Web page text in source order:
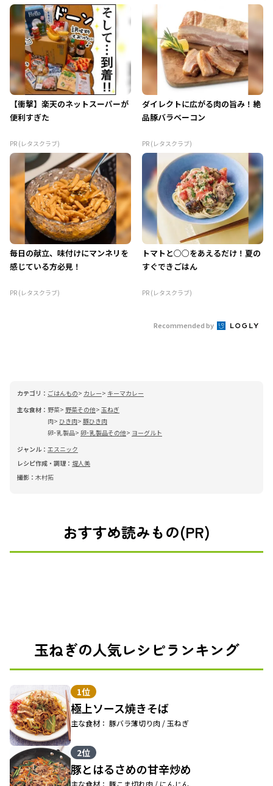
【衝撃】楽天のネットスーパーが
便利すぎた
PR (レタスクラブ)
ダイレクトに広がる肉の旨み！絶
品豚バラベーコン
PR (レタスクラブ)
毎日の献立、味付けにマンネリを
感じている方必見！
PR (レタスクラブ)
トマトと○○をあえるだけ！夏の
すぐできごはん
PR (レタスクラブ)
Recommended by
カテゴリ： ごはんもの カレー
キーマカレー
主な食材： 野菜 野菜その他 玉ねぎ
肉
ひき肉 豚ひき肉
卵･乳製品 卵･乳製品その他
ヨーグルト
ジャンル： エスニック
レシピ作成・調理： 堤人美
撮影： 木村拓
おすすめ読みもの(PR)
玉ねぎの人気レシピランキング
1位
極上ソース焼きそば
主な食材： 豚バラ薄切り肉 / 玉ねぎ
2位
豚とはるさめの甘辛炒め